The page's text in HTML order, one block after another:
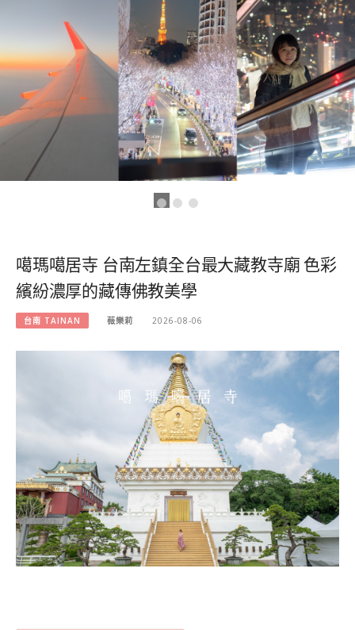
噶瑪噶居寺 台南左鎮全台最大藏教寺廟 色彩
繽紛濃厚的藏傳佛教美學
台南 TAINAN 薇樂莉 2026-08-06